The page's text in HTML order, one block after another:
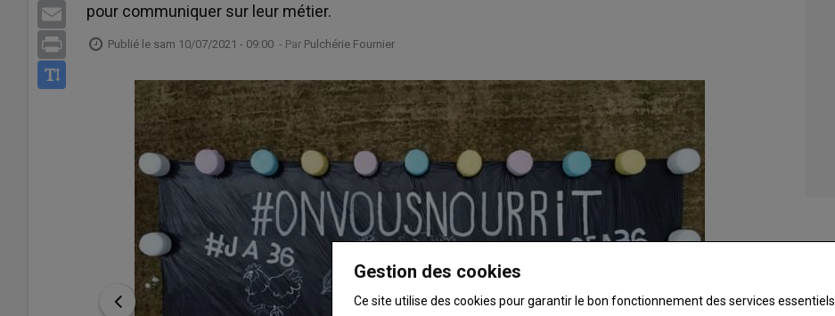
Email
Print
pour communiquer sur leur métier.
Publié le sam 10/07/2021 - 09:00 - Par Pulchérie Fournier
Gestion des cookies
Ce site utilise des cookies pour garantir le bon fonctionnement des services essentiels